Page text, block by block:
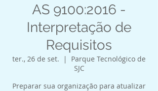
AS 9100:2016 -
Interpretação de
Requisitos
ter., 26 de set.
  |
Parque Tecnológico de
SJC
Preparar sua organização para atualizar